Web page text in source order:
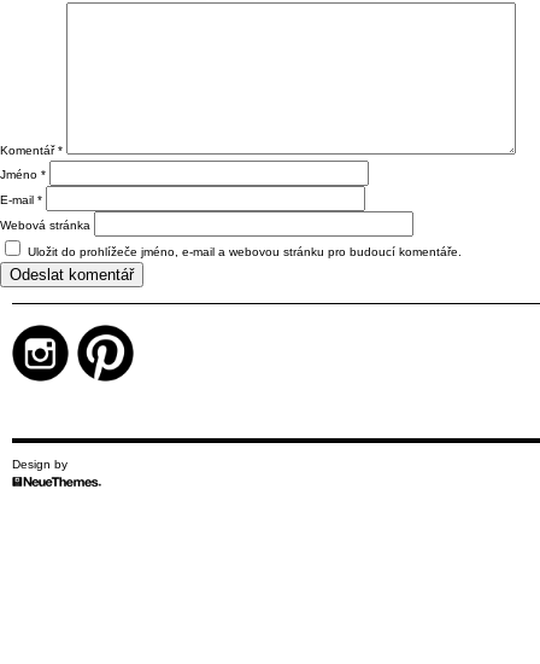
Komentář*
Jméno *
E-mail *
Webová stránka
Uložit do prohlížeče jméno, e-mail a webovou stránku pro budoucí komentáře.
Design by